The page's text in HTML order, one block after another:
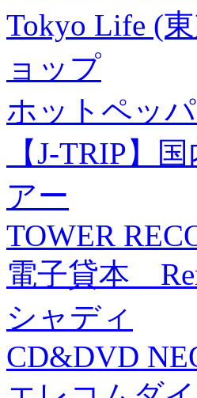
Tokyo Life (
ョップ
ホットペッ
【J-TRIP】
アー
TOWER
電子貸本
シャディ
CD&DVD